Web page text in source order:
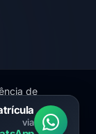
reservados.
via
de